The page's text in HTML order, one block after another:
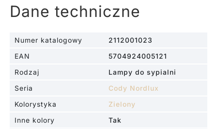
Dane techniczne
Numer katalogowy
2112001023
EAN
5704924005121
Rodzaj
Lampy do sypialni
Seria
Cody Nordlux
Kolorystyka
Zielony
Inne kolory
Tak